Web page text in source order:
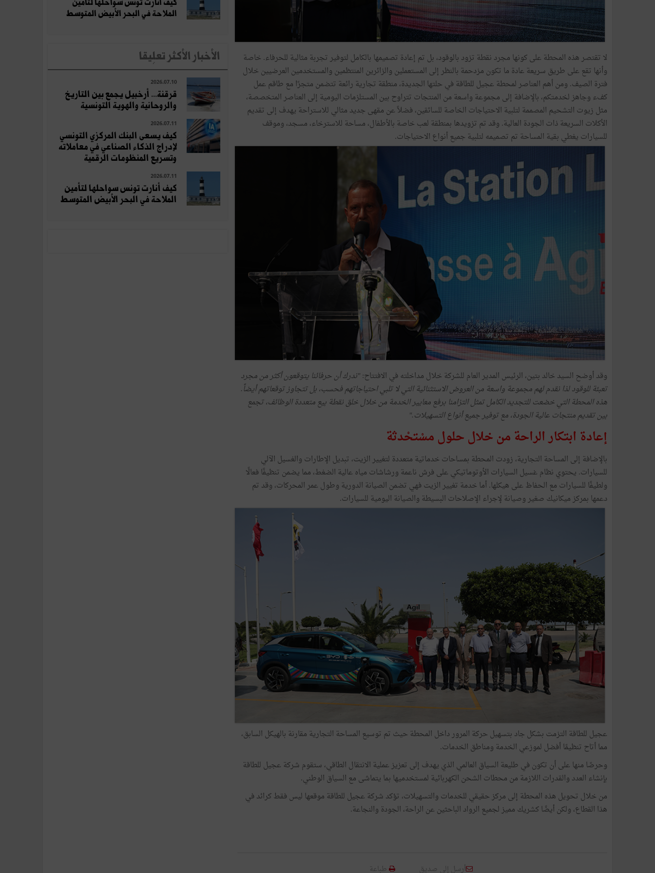
لا تقتصر هذه المحطة على كونها مجرد نقطة تزود بالوقود، بل تم إعادة تصميمها بالكامل لتوفير تجربة مثالية للحرفاء. خاصة
وأنها تقع على طريق سريعة عادة ما تكون مزدحمة بالنظر إلى المستعملين والزائرين المنتظمين والمستخدمين العرضيين خلال
فترة الصيف. ومن أهم العناصر لمحطة عجيل للطاقة في حلتها الجديدة، منطقة تجارية رائعة تتضمن متجرًا مع طاقم عمل
كفء وجاهز لخدمتكم، بالإضافة إلى مجموعة واسعة من المنتجات تتراوح بين المستلزمات اليومية إلى العناصر المتخصصة،
مثل زيوت التشحيم المصممة لتلبية الاحتياجات الخاصة للسائقين، فضلاً عن مقهى جديد مثالي للاستراحة يهدف إلى تقديم
الأكلات السريعة ذات الجودة العالية. وقد تم تزويدها بمنطقة لعب خاصة بالأطفال، مساحة للاسترخاء، مسجد، وموقف
للسيارات يغطي بقية المساحة تم تصميمه لتلبية جميع أنواع الاحتياجات.
وقد أوضح السيد خالد بتين، الرئيس المدير العام للشركة خلال مداخلته في الافتتاح:"ندرك أن حرفائنا يتوقعون أكثر من مجرد
تعبئة للوقود لذا نقدم لهم مجموعة واسعة من العروض الاستثنائية التي لا تلبي احتياجاتهم فحسب، بل تتجاوز توقعاتهم أيضاً.
هذه المحطة التي خضعت للتجديد الكامل تمثل التزامنا برفع معايير الخدمة من خلال خلق نقطة بيع متعددة الوظائف، تجمع
بين تقديم منتجات عالية الجودة، مع توفير جميع أنواع التسهيلات."
إعادة ابتكار الراحة من خلال حلول مسْتحْدثة
بالإضافة إلى المساحة التجارية، زودت المحطة بمساحات خدماتية متعددة لتغيير الزيت، تبديل الإطارات والغسيل الآلي
للسيارات. يحتوي نظام غسيل السيارات الأوتوماتيكي على فرش ناعمة ورشاشات مياه عالية الضغط، مما يضمن تنظيفًا فعالًا
ولطيفًا للسيارات مع الحفاظ على هيكلها. أما خدمة تغيير الزيت فهي تضمن الصيانة الدورية وطول عمر المحركات، وقد تم
دعمها بمركز ميكانيك صغير وصيانة لإجراء الإصلاحات البسيطة والصيانة اليومية للسيارات.
عجيل للطاقة التزمت بشكل جاد بتسهيل حركة المرور داخل المحطة حيث تم توسيع المساحة التجارية مقارنة بالهيكل السابق،
مما أتاح تنظيمًا أفضل لموزعي الخدمة ومناطق الخدمات.
وحرصًا منها على أن تكون في طليعة السياق العالمي الذي يهدف إلى تعزيز عملية الانتقال الطاقي، ستقوم شركة عجيل للطاقة
بإنشاء العدد والقدرات اللازمة من محطات الشحن الكهربائية لمستخدميها بما يتماشى مع السياق الوطني.
من خلال تحويل هذه المحطة إلى مركز حقيقي للخدمات والتسهيلات، تؤكد شركة عجيل للطاقة موقعها ليس فقط كرائد في
هذا القطاع، ولكن أيضًا كشريك مميز لجميع الرواد الباحثين عن الراحة، الجودة والنجاعة.
أرسل إلى صديق طباعة
كيف أنارت تونس سواحلها لتأمين
الملاحة في البحر الأبيض المتوسط
الأخبار الأكثر تعلِيقا
2026.07.10
قرقنة... أرخبيل يجمع بين التاريخ
والروحانية والهوية التونسية
2026.07.11
كيف يسعى البنك المركزي التونسي
لإدراج الذكاء الصناعي في معاملاته
وتسريع المنظومات الرقمية
2026.07.11
كيف أنارت تونس سواحلها لتأمين
الملاحة في البحر الأبيض المتوسط